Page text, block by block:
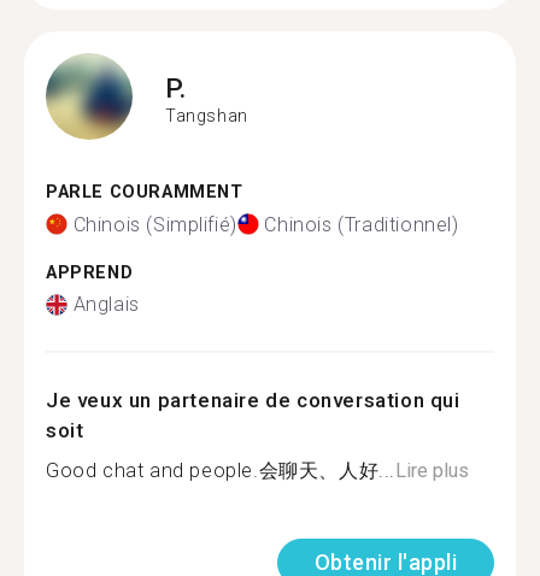
P.
Tangshan
PARLE COURAMMENT
Chinois (Simplifié) Chinois (Traditionnel)
APPREND
Anglais
Je veux un partenaire de conversation qui
soit
Good chat and people.会聊天、人好...Lire plus
Obtenir l'appli